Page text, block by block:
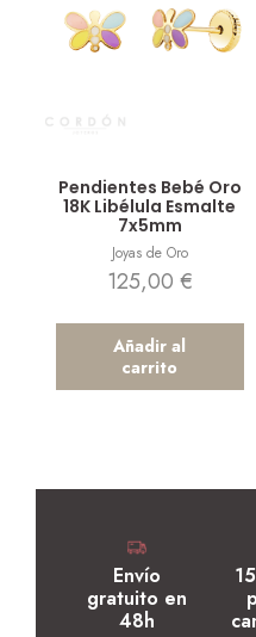
Pendientes Bebé Oro
18K Libélula Esmalte
7x5mm
Joyas de Oro
125,00 €
Añadir al
carrito
Envío
gratuito en
48h